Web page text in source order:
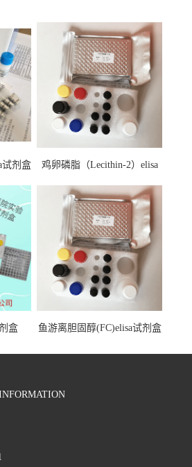
试剂盒
鸡卵磷脂（Lecithin-2）elisa
盒 鱼游离胆固醇(FC)elisa试剂盒